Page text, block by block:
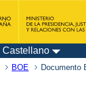
Castellano
BOE Documento